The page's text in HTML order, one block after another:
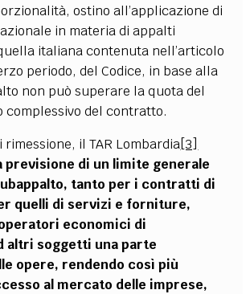
ostino all’applicazione di
in materia di appalti
italiana contenuta nell’articolo
periodo, del Codice, in base alla
non può superare la quota del
complessivo del contratto.
rimessione, il TAR Lombardia [3]
previsione di un limite generale
tanto per i contratti di
quelli di servizi e forniture,
economici di
altri soggetti una parte
opere, rendendo così più
al mercato delle imprese,